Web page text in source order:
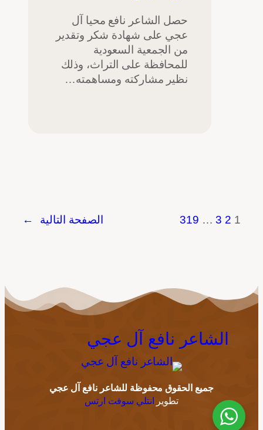
حصل الشاعر نافع محيا آل
عجي على شهادة شكر وتقدير
من الجمعية السعودية
للمحافظة على التراث، وذلك
نظير مشاركته ومساهمته…
1
2
3
…
319 الصفحة التالية →
الشاعر نافع آل عجي
جميع الحقوق محفوظة للشاعر نافع آل عجي
تطوير انتلي سوفت ارتس